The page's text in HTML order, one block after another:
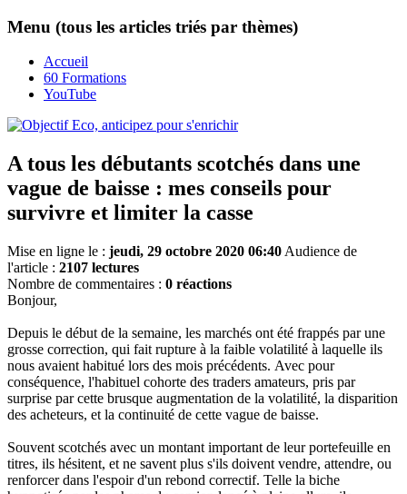
Menu (tous les articles triés par thèmes)
Accueil
60 Formations
YouTube
A tous les débutants scotchés dans une
vague de baisse : mes conseils pour
survivre et limiter la casse
Mise en ligne le : jeudi, 29 octobre 2020 06:40 Audience de
l'article : 2107 lectures
Nombre de commentaires : 0 réactions
Bonjour,
Depuis le début de la semaine, les marchés ont été frappés par une
grosse correction, qui fait rupture à la faible volatilité à laquelle ils
nous avaient habitué lors des mois précédents. Avec pour
conséquence, l'habituel cohorte des traders amateurs, pris par
surprise par cette brusque augmentation de la volatilité, la disparition
des acheteurs, et la continuité de cette vague de baisse.
Souvent scotchés avec un montant important de leur portefeuille en
titres, ils hésitent, et ne savent plus s'ils doivent vendre, attendre, ou
renforcer dans l'espoir d'un rebond correctif. Telle la biche